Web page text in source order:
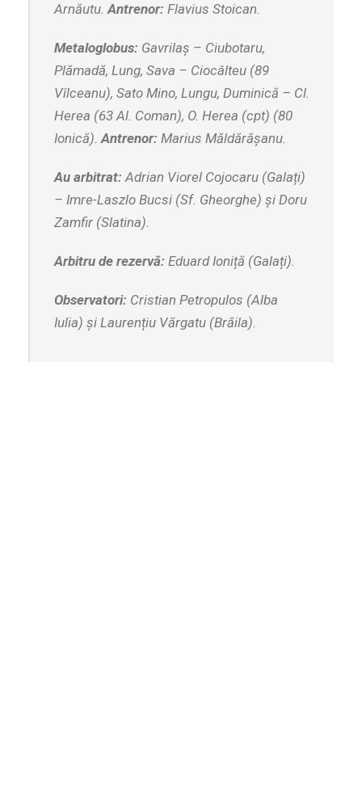
Arnăutu.Antrenor: Flavius Stoican.
Metaloglobus: Gavrilaș – Ciubotaru,
Plămadă, Lung, Sava – Ciocâlteu (89
Vîlceanu), Sato Mino, Lungu, Duminică – Cl.
Herea (63 Al. Coman), O. Herea (cpt) (80
Ionică).Antrenor: Marius Măldărășanu.
Au arbitrat: Adrian Viorel Cojocaru (Galați)
– Imre-Laszlo Bucsi (Sf. Gheorghe) și Doru
Zamfir (Slatina).
Arbitru de rezervă: Eduard Ioniță (Galați).
Observatori: Cristian Petropulos (Alba
Iulia) și Laurențiu Vărgatu (Brăila).